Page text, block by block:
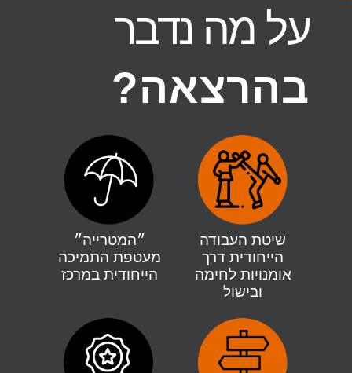
על מה נדבר
בהרצאה?
שיטת העבודה
הייחודית דרך
אומנויות לחימה
ובישול
״המטרייה״
מעטפת התמיכה
הייחודית במרכז